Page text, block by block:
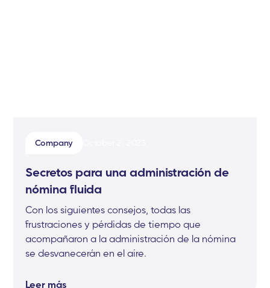
Company
Secretos para una administración de
nómina fluida
Con los siguientes consejos, todas las
frustraciones y pérdidas de tiempo que
acompañaron a la administración de la nómina
se desvanecerán en el aire.
Leer más